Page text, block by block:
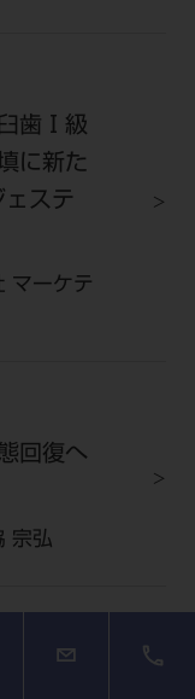
歯Ⅰ級
に新た
ステ
マーケテ
回復へ
宗弘
治療の